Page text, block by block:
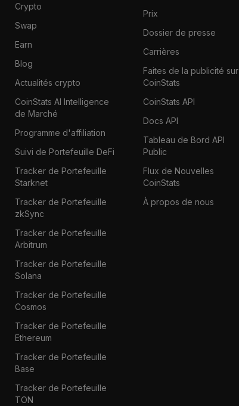
Crypto
Swap
Earn
Blog
Actualités crypto
CoinStats AI Intelligence
de Marché
Programme d'affiliation
Suivi de Portefeuille DeFi
Tracker de Portefeuille
Starknet
Tracker de Portefeuille
zkSync
Tracker de Portefeuille
Arbitrum
Tracker de Portefeuille
Solana
Tracker de Portefeuille
Cosmos
Tracker de Portefeuille
Ethereum
Tracker de Portefeuille
Base
Tracker de Portefeuille
TON
Prix
Dossier de presse
Carrières
Faites de la publicité sur
CoinStats
CoinStats API
Docs API
Tableau de Bord API
Public
Flux de Nouvelles
CoinStats
À propos de nous